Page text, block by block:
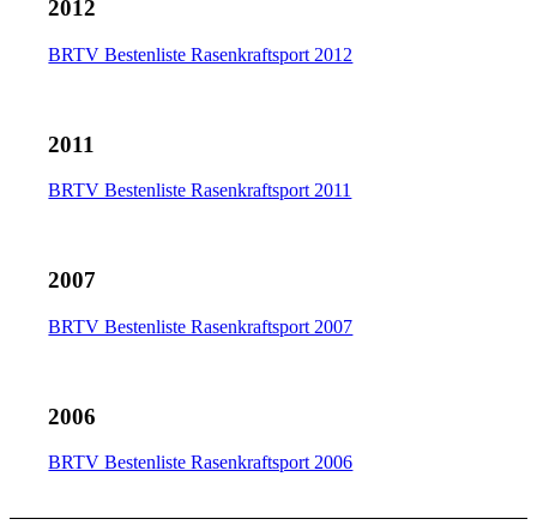
2012
BRTV Bestenliste Rasenkraftsport 2012
2011
BRTV Bestenliste Rasenkraftsport 2011
2007
BRTV Bestenliste Rasenkraftsport 2007
2006
BRTV Bestenliste Rasenkraftsport 2006